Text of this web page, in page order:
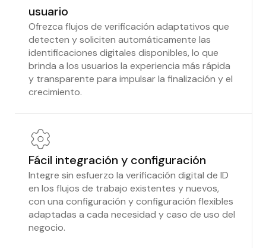
usuario
Ofrezca flujos de verificación adaptativos que
detecten y soliciten automáticamente las
identificaciones digitales disponibles, lo que
brinda a los usuarios la experiencia más rápida
y transparente para impulsar la finalización y el
crecimiento.
Fácil integración y configuración
Integre sin esfuerzo la verificación digital de ID
en los flujos de trabajo existentes y nuevos,
con una configuración y configuración flexibles
adaptadas a cada necesidad y caso de uso del
negocio.